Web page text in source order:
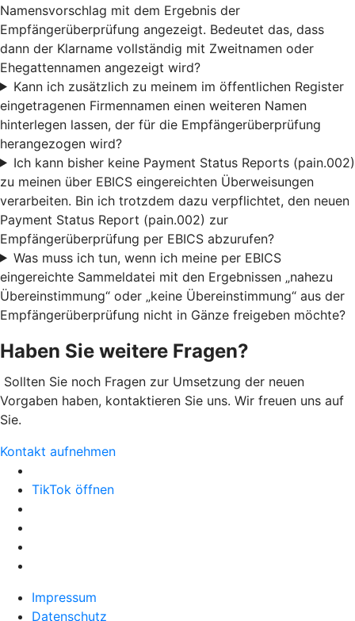
Namensvorschlag mit dem Ergebnis der
Empfängerüberprüfung angezeigt. Bedeutet das, dass
dann der Klarname vollständig mit Zweitnamen oder
Ehegattennamen angezeigt wird?
Kann ich zusätzlich zu meinem im öffentlichen Register
eingetragenen Firmennamen einen weiteren Namen
hinterlegen lassen, der für die Empfängerüberprüfung
herangezogen wird?
Ich kann bisher keine Payment Status Reports (pain.002)
zu meinen über EBICS eingereichten Überweisungen
verarbeiten. Bin ich trotzdem dazu verpflichtet, den neuen
Payment Status Report (pain.002) zur
Empfängerüberprüfung per EBICS abzurufen?
Was muss ich tun, wenn ich meine per EBICS
eingereichte Sammeldatei mit den Ergebnissen „nahezu
Übereinstimmung“ oder „keine Übereinstimmung“ aus der
Empfängerüberprüfung nicht in Gänze freigeben möchte?
Haben Sie weitere Fragen?
Sollten Sie noch Fragen zur Umsetzung der neuen
Vorgaben haben, kontaktieren Sie uns. Wir freuen uns auf
Sie.
Kontakt aufnehmen
TikTok öffnen
Impressum
Datenschutz